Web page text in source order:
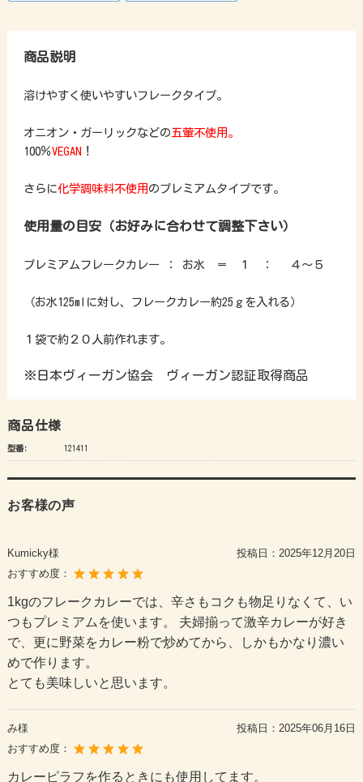
商品説明
溶けやすく使いやすいフレークタイプ。
オニオン・ガーリックなどの五葷不使用。
100％VEGAN ！
さらに化学調味料不使用 のプレミアムタイプです。
使用量の目安（お好みに合わせて調整下さい）
プレミアムフレークカレー ： お水 ＝ １ ： ４～５
（お水125mlに対し、フレークカレー約25ｇを入れる）
１袋で約２０人前作れます。
※日本ヴィーガン協会 ヴィーガン認証取得商品
商品仕様
型番: 121411
お客様の声
Kumicky様 投稿日： 2025年12月20日
おすすめ度：
1kgのフレークカレーでは、辛さもコクも物足りなくて、い
つもプレミアムを使います。 夫婦揃って激辛カレーが好き
で、更に野菜をカレー粉で炒めてから、しかもかなり濃い
めで作ります。
とても美味しいと思います。
み様 投稿日： 2025年06月16日
おすすめ度：
カレーピラフを作るときにも使用してます。